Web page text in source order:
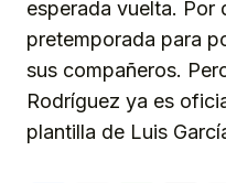
esperada vuelta. Por
pretemporada para
sus compañeros.
Rodríguez ya es
plantilla de Luis